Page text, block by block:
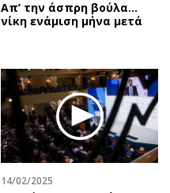
Απ’ την άσπρη βούλα…
νίκη ενάμιση μήνα μετά
14/02/2025